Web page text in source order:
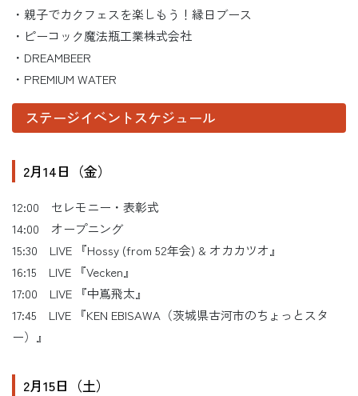
・親子でカクフェスを楽しもう！縁日ブース
・ピーコック魔法瓶工業株式会社
・DREAMBEER
・PREMIUM WATER
ステージイベントスケジュール
2月14日（金）
12:00 セレモニー・表彰式
14:00 オープニング
15:30 LIVE 『Hossy (from 52年会) & オカカツオ』
16:15 LIVE 『Vecken』
17:00 LIVE 『中嶌飛太』
17:45 LIVE 『KEN EBISAWA（茨城県古河市のちょっとスタ
ー）』
2月15日（土）